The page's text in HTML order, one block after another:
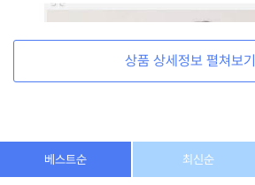
상품 상세정보 펼쳐보기
상호/대표자 (주) 동이커머스
베스트순 최신순